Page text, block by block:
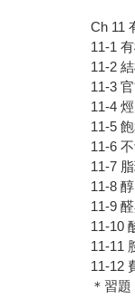
Ch 11
11-1
11-2
11-3
11-4
11-5
11-6
11-7
11-8
11-9
11-10
11-11
11-12
＊習題